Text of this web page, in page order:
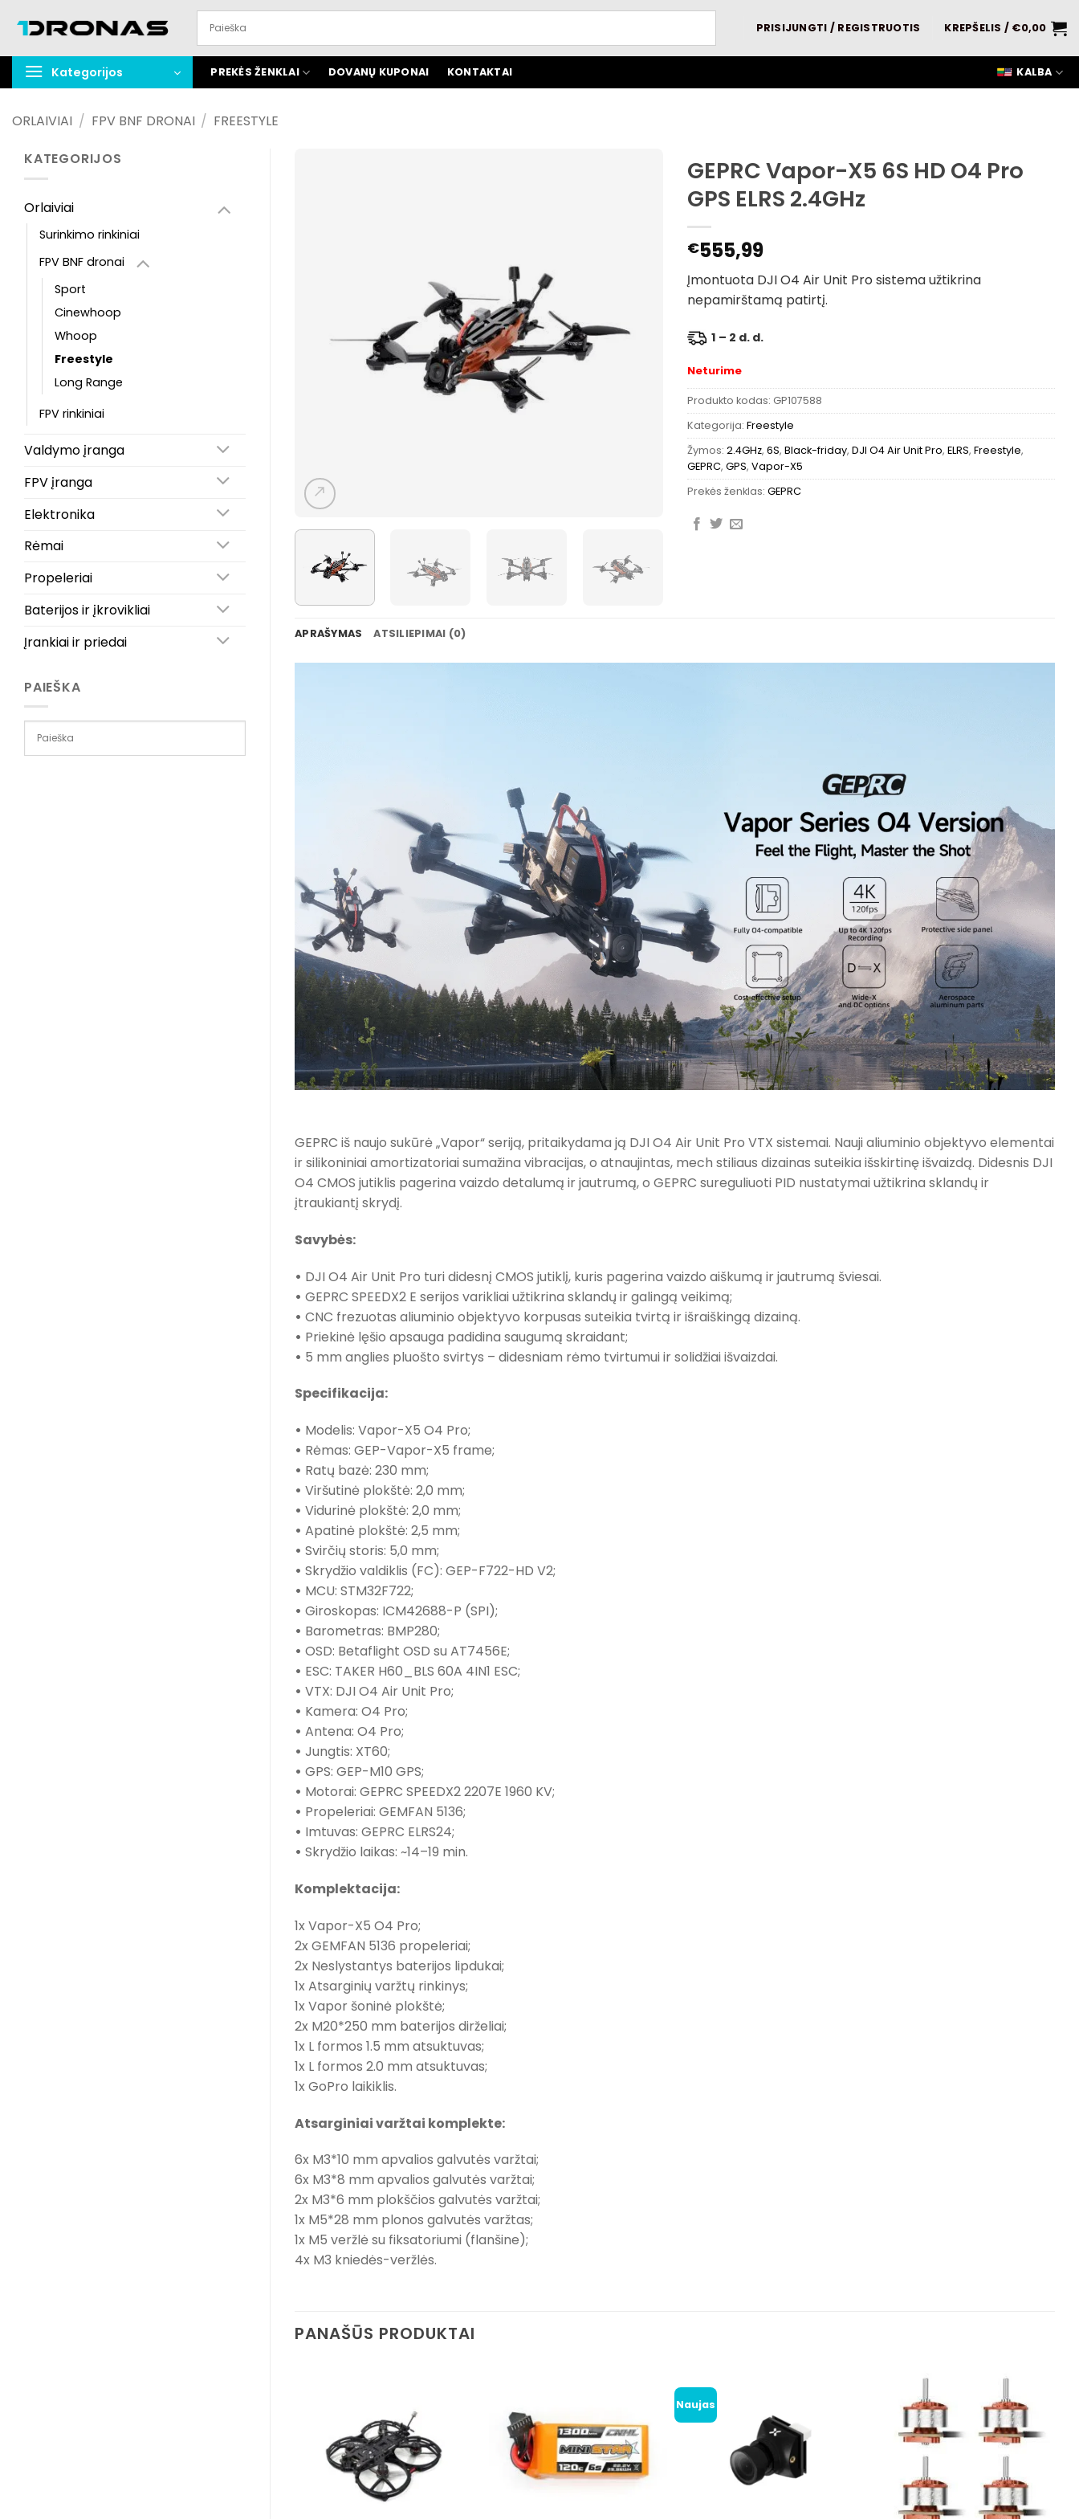
turinį
PRISIJUNGTI / REGISTRUOTIS KREPŠELIS / €0,00
Kategorijos PREKĖS ŽENKLAI DOVANŲ KUPONAI KONTAKTAI KALBA
ORLAIVIAI / FPV BNF DRONAI / FREESTYLE
KATEGORIJOS
Orlaiviai
Surinkimo rinkiniai
FPV BNF dronai
Sport
Cinewhoop
Whoop
Freestyle
Long Range
FPV rinkiniai
Valdymo įranga
FPV įranga
Elektronika
Rėmai
Propeleriai
Baterijos ir įkrovikliai
Įrankiai ir priedai
PAIEŠKA
GEPRC Vapor-X5 6S HD O4 Pro
GPS ELRS 2.4GHz
€555,99
Įmontuota DJI O4 Air Unit Pro sistema užtikrina
nepamirštamą patirtį.
1 – 2 d. d.
Neturime
Produkto kodas: GP107588
Kategorija: Freestyle
Žymos: 2.4GHz, 6S, Black-friday, DJI O4 Air Unit Pro, ELRS, Freestyle,
GEPRC, GPS, Vapor-X5
Prekės ženklas: GEPRC
APRAŠYMAS ATSILIEPIMAI (0)
GEPRC iš naujo sukūrė „Vapor“ seriją, pritaikydama ją DJI O4 Air Unit Pro VTX sistemai. Nauji aliuminio objektyvo elementai
ir silikoniniai amortizatoriai sumažina vibracijas, o atnaujintas, mech stiliaus dizainas suteikia išskirtinę išvaizdą. Didesnis DJI
O4 CMOS jutiklis pagerina vaizdo detalumą ir jautrumą, o GEPRC sureguliuoti PID nustatymai užtikrina sklandų ir
įtraukiantį skrydį.
Savybės:
• DJI O4 Air Unit Pro turi didesnį CMOS jutiklį, kuris pagerina vaizdo aiškumą ir jautrumą šviesai.
• GEPRC SPEEDX2 E serijos varikliai užtikrina sklandų ir galingą veikimą;
• CNC frezuotas aliuminio objektyvo korpusas suteikia tvirtą ir išraiškingą dizainą.
• Priekinė lęšio apsauga padidina saugumą skraidant;
• 5 mm anglies pluošto svirtys – didesniam rėmo tvirtumui ir solidžiai išvaizdai.
Specifikacija:
• Modelis: Vapor-X5 O4 Pro;
• Rėmas: GEP-Vapor-X5 frame;
• Ratų bazė: 230 mm;
• Viršutinė plokštė: 2,0 mm;
• Vidurinė plokštė: 2,0 mm;
• Apatinė plokštė: 2,5 mm;
• Svirčių storis: 5,0 mm;
• Skrydžio valdiklis (FC): GEP-F722-HD V2;
• MCU: STM32F722;
• Giroskopas: ICM42688-P (SPI);
• Barometras: BMP280;
• OSD: Betaflight OSD su AT7456E;
• ESC: TAKER H60_BLS 60A 4IN1 ESC;
• VTX: DJI O4 Air Unit Pro;
• Kamera: O4 Pro;
• Antena: O4 Pro;
• Jungtis: XT60;
• GPS: GEP-M10 GPS;
• Motorai: GEPRC SPEEDX2 2207E 1960 KV;
• Propeleriai: GEMFAN 5136;
• Imtuvas: GEPRC ELRS24;
• Skrydžio laikas: ~14–19 min.
Komplektacija:
1x Vapor-X5 O4 Pro;
2x GEMFAN 5136 propeleriai;
2x Neslystantys baterijos lipdukai;
1x Atsarginių varžtų rinkinys;
1x Vapor šoninė plokštė;
2x M20*250 mm baterijos dirželiai;
1x L formos 1.5 mm atsuktuvas;
1x L formos 2.0 mm atsuktuvas;
1x GoPro laikiklis.
Atsarginiai varžtai komplekte:
6x M3*10 mm apvalios galvutės varžtai;
6x M3*8 mm apvalios galvutės varžtai;
2x M3*6 mm plokščios galvutės varžtai;
1x M5*28 mm plonos galvutės varžtas;
1x M5 veržlė su fiksatoriumi (flanšine);
4x M3 kniedės-veržlės.
PANAŠŪS PRODUKTAI
Naujas